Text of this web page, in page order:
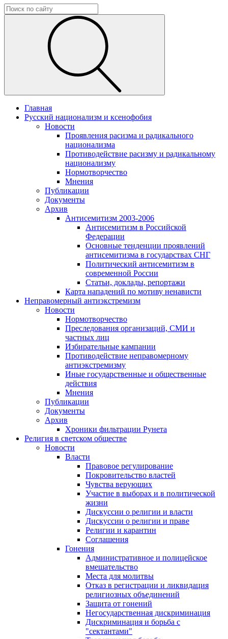
Главная
Русский национализм и ксенофобия
Новости
Проявления расизма и радикального
национализма
Противодействие расизму и радикальному
национализму
Нормотворчество
Мнения
Публикации
Документы
Архив
Антисемитизм 2003-2006
Антисемитизм в Российской
Федерации
Основные тенденции проявлений
антисемитизма в государствах СНГ
Политический антисемитизм в
современной России
Статьи, доклады, репортажи
Карта нападений по мотиву ненависти
Неправомерный антиэкстремизм
Новости
Нормотворчество
Преследования организаций, СМИ и
частных лиц
Избирательные кампании
Противодействие неправомерному
антиэкстремизму
Иные государственные и общественные
действия
Мнения
Публикации
Документы
Архив
Хроники фильтрации Рунета
Религия в светском обществе
Новости
Власти
Правовое регулирование
Покровительство властей
Чувства верующих
Участие в выборах и в политической
жизни
Дискуссии о религии и власти
Дискуссии о религии и праве
Религии и карантин
Соглашения
Гонения
Административное и полицейское
вмешательство
Места для молитвы
Отказ в регистрации и ликвидация
религиозных объединений
Защита от гонений
Негосударственная дискриминация
Дискриминация и борьба с
"сектантами"